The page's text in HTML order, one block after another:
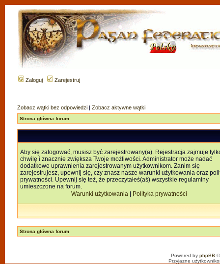
Zaloguj Zarejestruj
Zobacz wątki bez odpowiedzi | Zobacz aktywne wątki
Strona główna forum
Aby się zalogować, musisz być zarejestrowany(a). Rejestracja zajmuje
chwilę i znacznie zwiększa Twoje możliwości. Administrator może nadać
dodatkowe uprawnienia zarejestrowanym użytkownikom. Zanim się
zarejestrujesz, upewnij się, czy znasz nasze warunki użytkowania oraz
prywatności. Upewnij się też, że przeczytałeś(aś) wszystkie regulaminy
umieszczone na forum.
Warunki użytkowania| Polityka prywatności
Strona główna forum
Powered by phpBB
Przyjazne